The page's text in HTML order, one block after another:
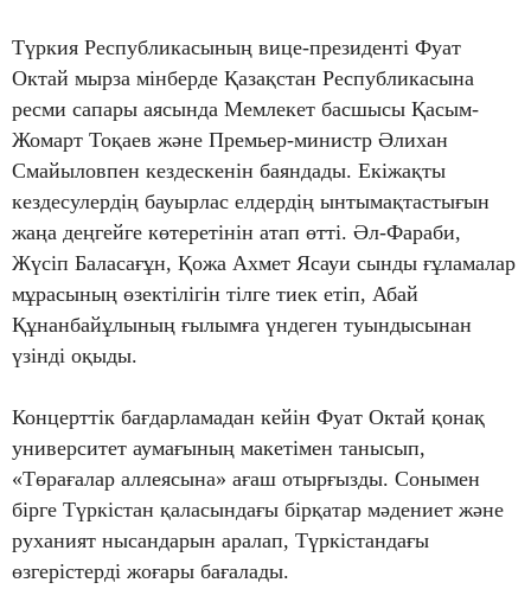
Түркия Республикасының вице-президенті Фуат
Октай мырза мінберде Қазақстан Республикасына
ресми сапары аясында Мемлекет басшысы Қасым-
Жомарт Тоқаев және Премьер-министр Әлихан
Смайыловпен кездескенін баяндады. Екіжақты
кездесулердің бауырлас елдердің ынтымақтастығын
жаңа деңгейге көтеретінін атап өтті. Әл-Фараби,
Жүсіп Баласағұн, Қожа Ахмет Ясауи сынды ғұламалар
мұрасының өзектілігін тілге тиек етіп, Абай
Құнанбайұлының ғылымға үндеген туындысынан
үзінді оқыды.
Концерттік бағдарламадан кейін Фуат Октай қонақ
университет аумағының макетімен танысып,
«Төрағалар аллеясына» ағаш отырғызды. Сонымен
бірге Түркістан қаласындағы бірқатар мәдениет және
руханият нысандарын аралап, Түркістандағы
өзгерістерді жоғары бағалады.